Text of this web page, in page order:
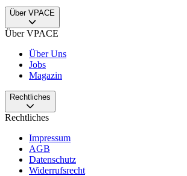
Über VPACE
Über VPACE
Über Uns
Jobs
Magazin
Rechtliches
Rechtliches
Impressum
AGB
Datenschutz
Widerrufsrecht